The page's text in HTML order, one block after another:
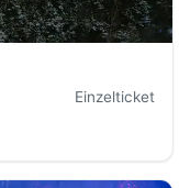
Einzelticket